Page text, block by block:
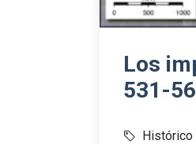
Los
531-
Histórico